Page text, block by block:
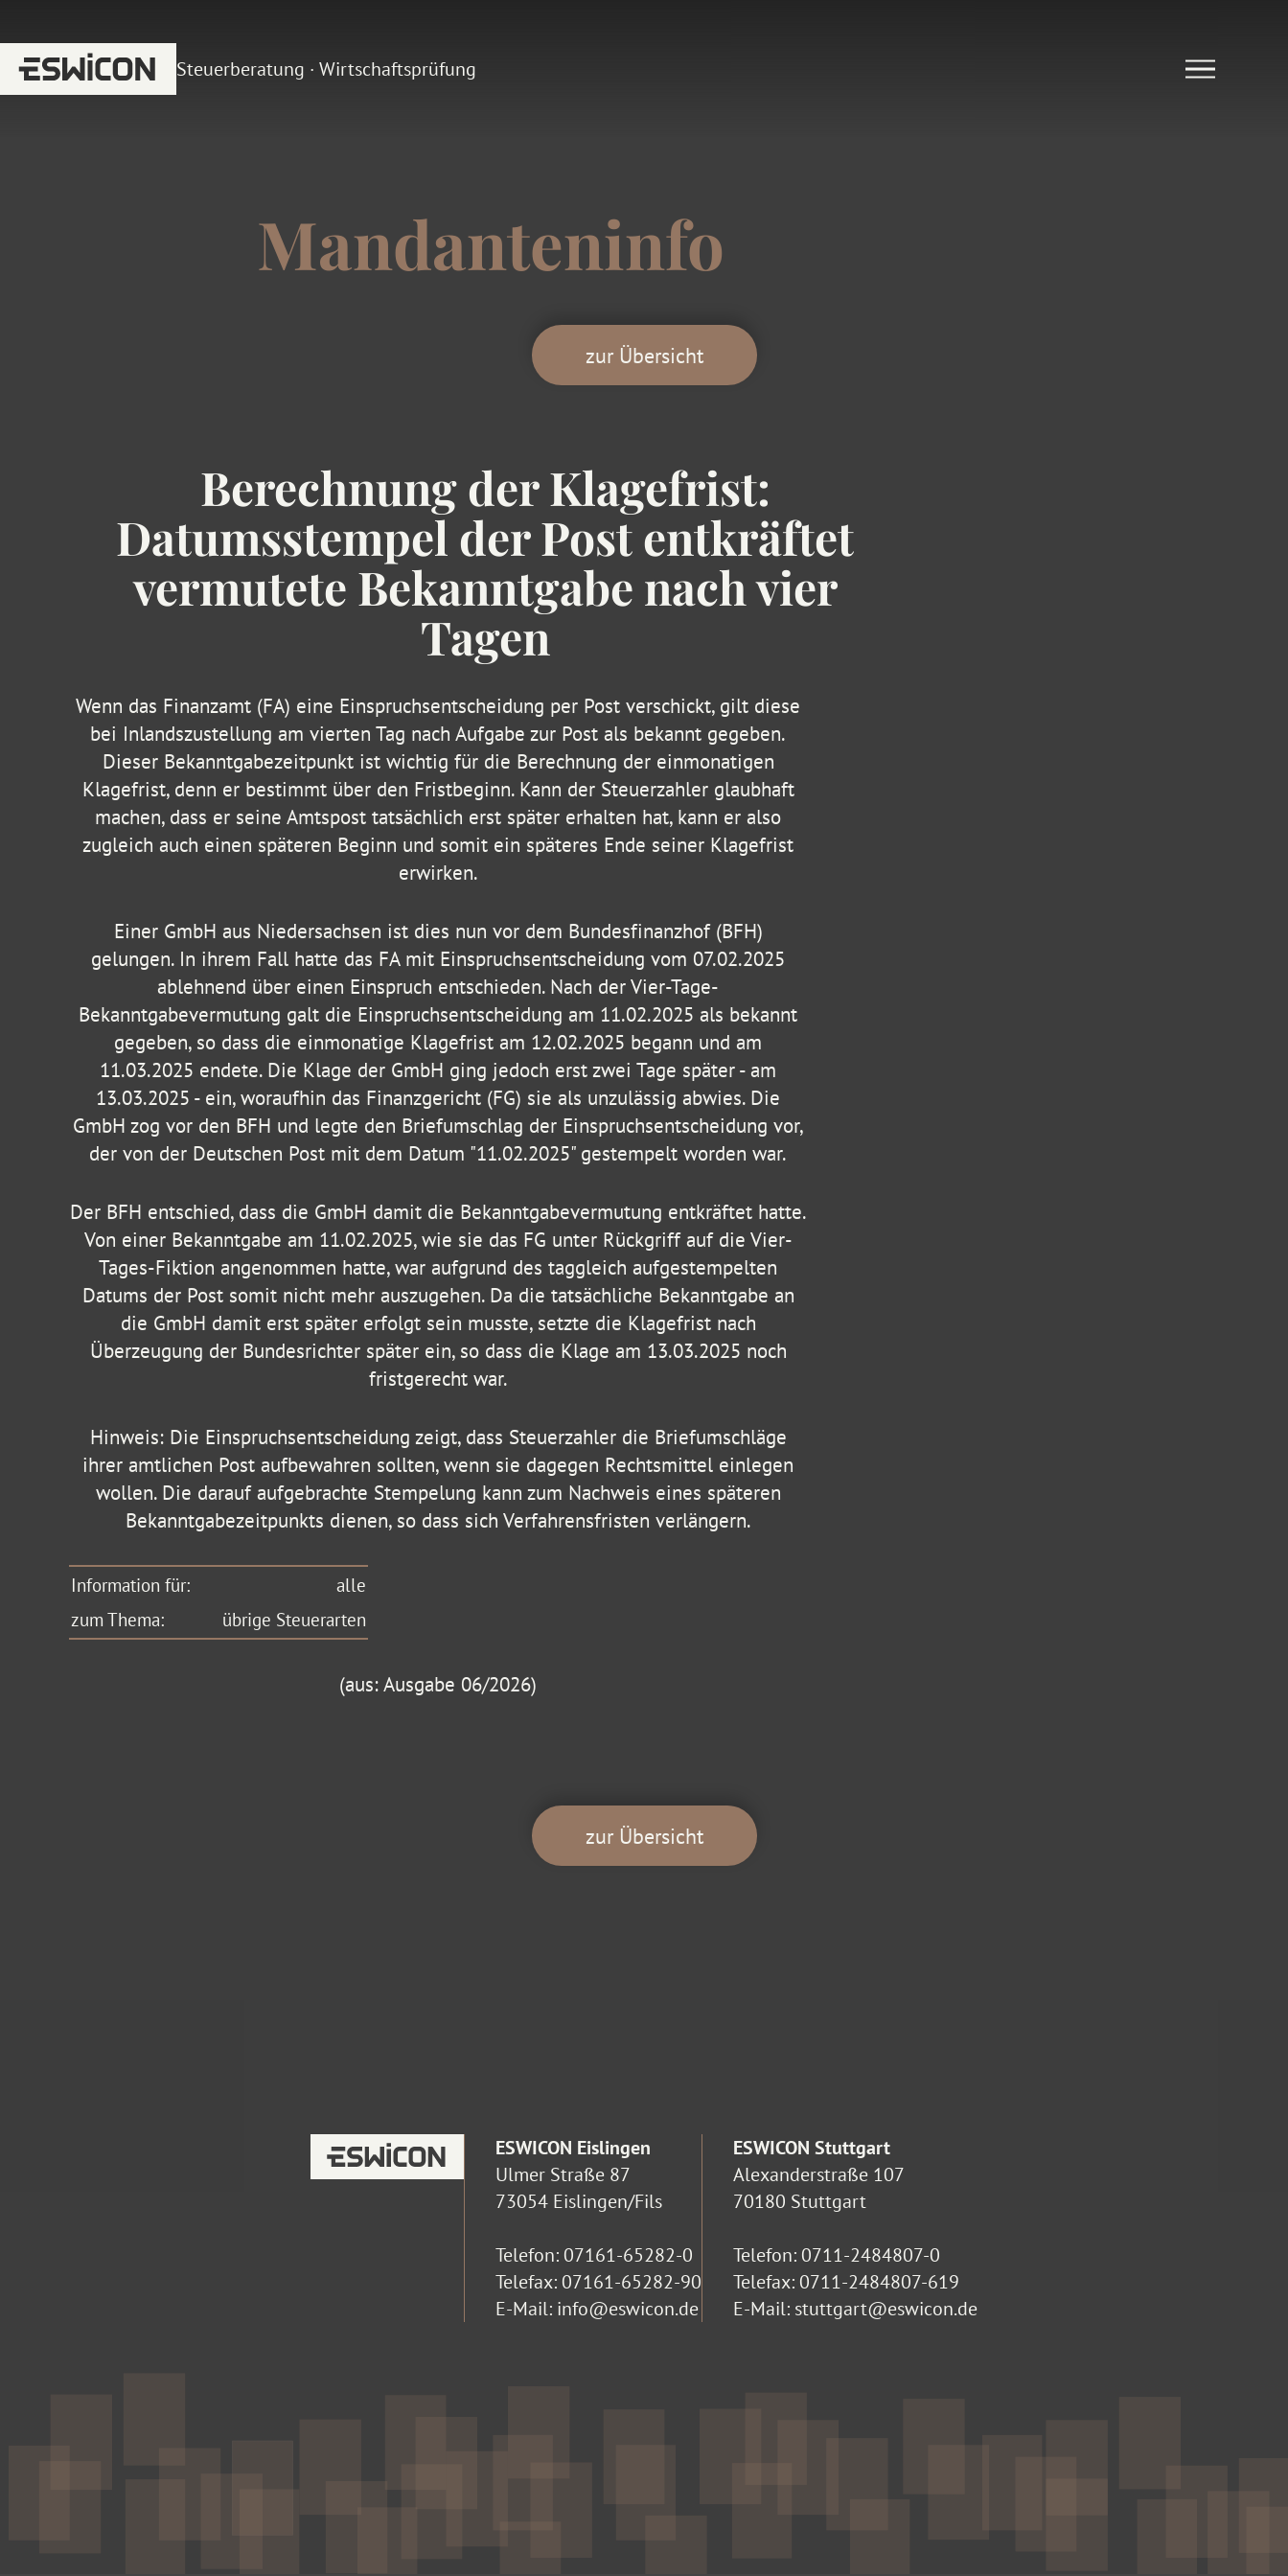
Steuerberatung · Wirtschaftsprüfung
Mandanteninfo
zur Übersicht
Berechnung der Klagefrist:
Datumsstempel der Post entkräftet
vermutete Bekanntgabe nach vier
Tagen
Wenn das Finanzamt (FA) eine Einspruchsentscheidung per Post verschickt, gilt diese
bei Inlandszustellung am vierten Tag nach Aufgabe zur Post als bekannt gegeben.
Dieser Bekanntgabezeitpunkt ist wichtig für die Berechnung der einmonatigen
Klagefrist, denn er bestimmt über den Fristbeginn. Kann der Steuerzahler glaubhaft
machen, dass er seine Amtspost tatsächlich erst später erhalten hat, kann er also
zugleich auch einen späteren Beginn und somit ein späteres Ende seiner Klagefrist
erwirken.
Einer GmbH aus Niedersachsen ist dies nun vor dem Bundesfinanzhof (BFH)
gelungen. In ihrem Fall hatte das FA mit Einspruchsentscheidung vom 07.02.2025
ablehnend über einen Einspruch entschieden. Nach der Vier-Tage-
Bekanntgabevermutung galt die Einspruchsentscheidung am 11.02.2025 als bekannt
gegeben, so dass die einmonatige Klagefrist am 12.02.2025 begann und am
11.03.2025 endete. Die Klage der GmbH ging jedoch erst zwei Tage später - am
13.03.2025 - ein, woraufhin das Finanzgericht (FG) sie als unzulässig abwies. Die
GmbH zog vor den BFH und legte den Briefumschlag der Einspruchsentscheidung vor,
der von der Deutschen Post mit dem Datum "11.02.2025" gestempelt worden war.
Der BFH entschied, dass die GmbH damit die Bekanntgabevermutung entkräftet hatte.
Von einer Bekanntgabe am 11.02.2025, wie sie das FG unter Rückgriff auf die Vier-
Tages-Fiktion angenommen hatte, war aufgrund des taggleich aufgestempelten
Datums der Post somit nicht mehr auszugehen. Da die tatsächliche Bekanntgabe an
die GmbH damit erst später erfolgt sein musste, setzte die Klagefrist nach
Überzeugung der Bundesrichter später ein, so dass die Klage am 13.03.2025 noch
fristgerecht war.
Hinweis: Die Einspruchsentscheidung zeigt, dass Steuerzahler die Briefumschläge
ihrer amtlichen Post aufbewahren sollten, wenn sie dagegen Rechtsmittel einlegen
wollen. Die darauf aufgebrachte Stempelung kann zum Nachweis eines späteren
Bekanntgabezeitpunkts dienen, so dass sich Verfahrensfristen verlängern.
Information für:
alle
zum Thema:
übrige Steuerarten
(aus: Ausgabe 06/2026)
zur Übersicht
ESWICON Eislingen
Ulmer Straße 87
73054 Eislingen/Fils
Telefon: 07161-65282-0
Telefax: 07161-65282-90
E-Mail: info@eswicon.de
ESWICON Stuttgart
Alexanderstraße 107
70180 Stuttgart
Telefon: 0711-2484807-0
Telefax: 0711-2484807-619
E-Mail: stuttgart@eswicon.de